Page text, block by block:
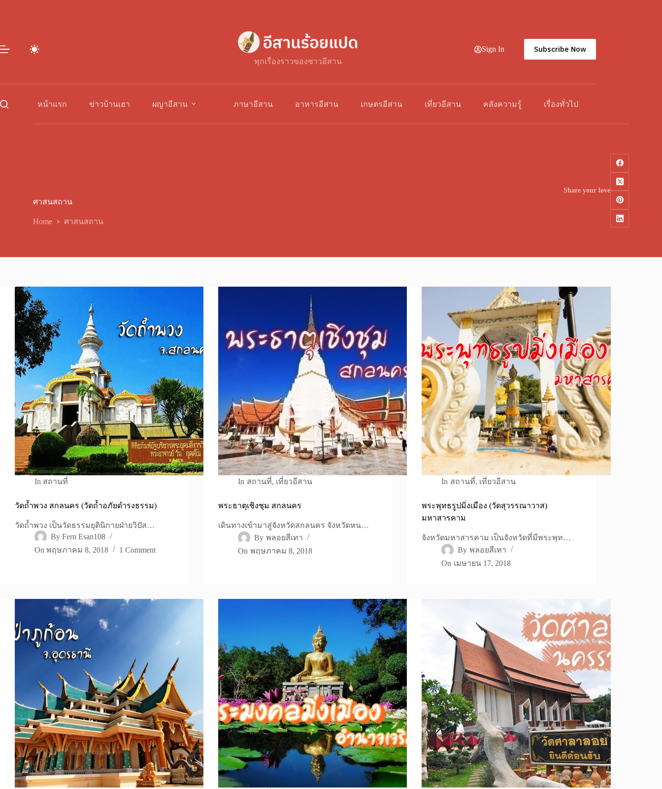
ทุกเรื่องราวของชาวอีสาน
Sign In Subscribe Now
หน้าแรก ข่าวบ้านเฮา ผญาอีสาน ภาษาอีสาน อาหารอีสาน เกษตรอีสาน เที่ยวอีสาน คลังความรู้ เรื่องทั่วไป
ศาสนสถาน
Home ศาสนสถาน
Share your love
In สถานที่
วัดถ้ำพวง สกลนคร (วัดถ้ำอภัยดำรงธรรม)
วัดถ้ำพวง เป็นวัดธรรมยุตินิกายฝ่ายวิปัส…
By Fern Esan108
On พฤษภาคม 8, 2018 1 Comment
In สถานที่, เที่ยวอีสาน
พระธาตุเชิงชุม สกลนคร
เดินทางเข้ามาสู่จังหวัดสกลนคร จังหวัดหน…
By พลอยสีเทา
On พฤษภาคม 8, 2018
In สถานที่, เที่ยวอีสาน
พระพุทธรูปมิ่งเมือง (วัดสุวรรณาวาส)
มหาสารคาม
จังหวัดมหาสารคาม เป็นจังหวัดที่มีพระพุท…
By พลอยสีเทา
On เมษายน 17, 2018